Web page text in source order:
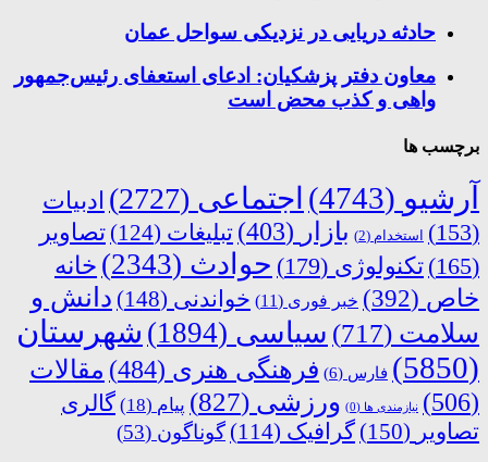
حادثه دریایی در نزدیکی سواحل عمان
معاون دفتر پزشکیان: ادعای استعفای رئیس‌جمهور
واهی و کذب محض است
برچسب ها
آرشیو (4743) اجتماعی (2727)
ادبیات
(153)
استخدام (2) بازار (403) تبلیغات (124)
تصاویر
(165)
تکنولوژی (179) حوادث (2343)
خانه
خاص (392) خبر فوری (11) خواندنی (148)
دانش و
سلامت (717) سیاسی (1894)
شهرستان
(5850)
فارس (6) فرهنگی هنری (484)
مقالات
(506)
نیازمندی ها (0) ورزشی (827) پیام (18)
گالری
تصاویر (150) گرافیک (114) گوناگون (53)